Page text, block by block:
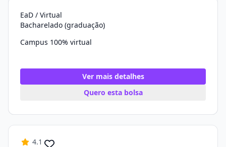
EaD / Virtual
Bacharelado (graduação)
Campus 100% virtual
Ver mais detalhes
Quero esta bolsa
4.1